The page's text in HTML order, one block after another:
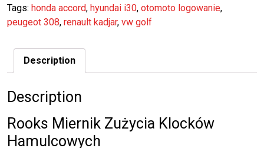
Tags: honda accord, hyundai i30, otomoto logowanie,
peugeot 308, renault kadjar, vw golf
Description
Description
Rooks Miernik Zużycia Klocków
Hamulcowych